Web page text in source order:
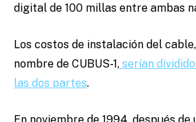
digital de 100 millas entre ambas
Los costos de instalación del
nombre de CUBUS-1, serían
las dos partes.